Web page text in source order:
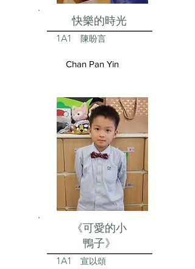
快樂的時光
1A1 陳盼言
Chan Pan Yin
《可愛的小
鴨子》
1A1 宣以頌